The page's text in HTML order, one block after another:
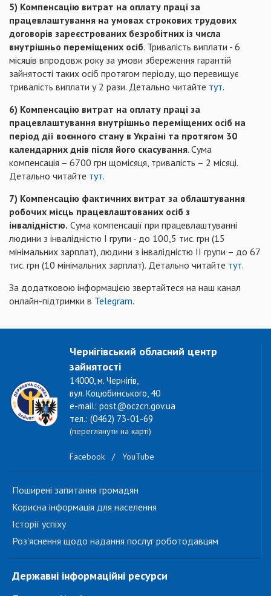
5) Компенсацію витрат на оплату праці за
працевлаштування на умовах строкових трудових
договорів зареєстрованих безробітних із числа
внутрішньо переміщених осіб. Тривалість виплати - 6
місяців впродовж року за умови збереження гарантій
зайнятості таких осіб протягом періоду, що перевищує
тривалість виплати у 2 рази. Детально читайте тут.
6) Компенсацію витрат на оплату праці за
працевлаштування внутрішньо переміщених осіб на
період дії воєнного стану в Україні та протягом 30
календарних днів після його скасування. Сума
компенсація – 6700 грн щомісяця, тривалість – 2 місяці.
Детально читайте тут.
7) Компенсацію фактичних витрат за облаштування
робочих місць працевлаштованих осіб з
інвалідністю. Сума компенсації при працевлаштуванні
людини з інвалідністю І групи - до 100,5 тис. грн (15
мінімальних зарплат), людини з інвалідністю ІІ групи – до 67
тис. грн (10 мінімальних зарплат). Детально читайте тут.
За додатковою інформацією звертайтеся на наш канал
онлайн-підтримки в Telegram.
Чернігівський обласний центр
зайнятості
14000, м. Чернігів,
вул. Коцюбинського, 40
e-mail: post@oczcn.gov.ua
тел.: (0462) 73-01-69
(переглянути на карті)
Facebook / YouTube
Поширені запитання громадян
Корисна інформація для населення
Історії успіху
Роз'яснення щодо надання послуг роботодавцям
Державні інформаційні ресурси